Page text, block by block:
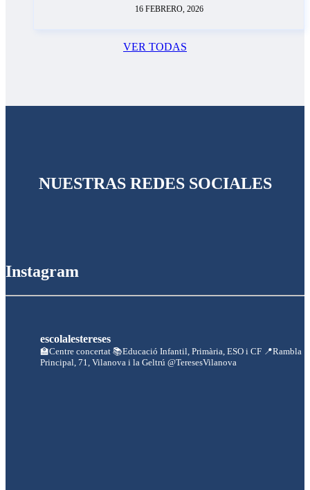
16 FEBRERO, 2026
VER TODAS
NUESTRAS REDES SOCIALES
Instagram
escolalestereses
🏫Centre concertat 📚Educació Infantil, Primària, ESO i CF 📍Rambla
Principal, 71, Vilanova i la Geltrú @TeresesVilanova